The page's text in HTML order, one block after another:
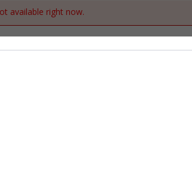
available right now.